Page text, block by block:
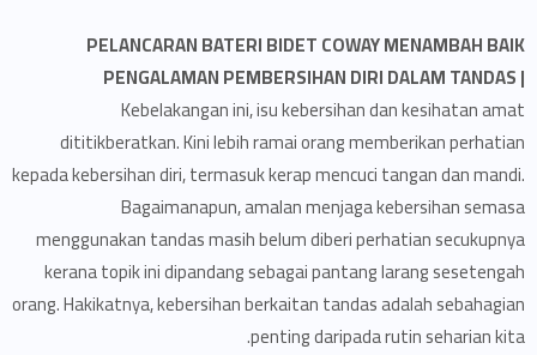
PELANCARAN BATERI BIDET COWAY MENAMBAH BAIK
PENGALAMAN PEMBERSIHAN DIRI DALAM TANDAS |
Kebelakangan ini, isu kebersihan dan kesihatan amat
dititikberatkan. Kini lebih ramai orang memberikan perhatian
kepada kebersihan diri, termasuk kerap mencuci tangan dan mandi.
Bagaimanapun, amalan menjaga kebersihan semasa
menggunakan tandas masih belum diberi perhatian secukupnya
kerana topik ini dipandang sebagai pantang larang sesetengah
orang. Hakikatnya, kebersihan berkaitan tandas adalah sebahagian
penting daripada rutin seharian kita.